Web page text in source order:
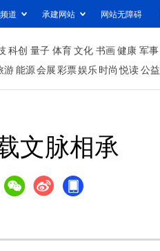
道 承建网站 网站无障碍
科创 量子 体育文化 书画健康 军事
游能源会展彩票娱乐时尚 悦读公益
文脉相承